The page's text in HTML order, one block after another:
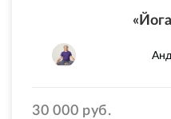
30 000 руб.